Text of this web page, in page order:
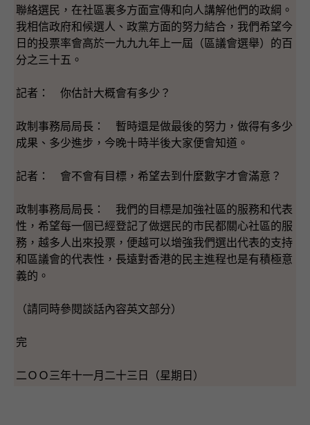
聯絡選民，在社區裏多方面宣傳和向人講解他們的政綱。
我相信政府和候選人、政黨方面的努力結合，我們希望今
日的投票率會高於一九九九年上一屆（區議會選舉）的百
分之三十五。
記者： 你估計大概會有多少？
政制事務局局長： 暫時還是做最後的努力，做得有多少
成果、多少進步，今晚十時半後大家便會知道。
記者： 會不會有目標，希望去到什麼數字才會滿意？
政制事務局局長： 我們的目標是加強社區的服務和代表
性，希望每一個已經登記了做選民的市民都關心社區的服
務，越多人出來投票，便越可以增強我們選出代表的支持
和區議會的代表性，長遠對香港的民主進程也是有積極意
義的。
（請同時參閱談話內容英文部分）
完
二ＯＯ三年十一月二十三日（星期日）